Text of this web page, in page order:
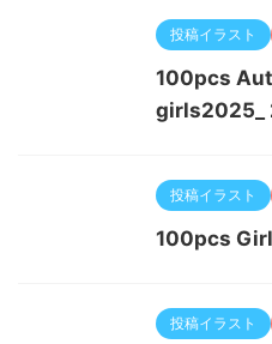
投稿イラスト
100pcs
girls2025_
投稿イラスト
100pcs
投稿イラスト